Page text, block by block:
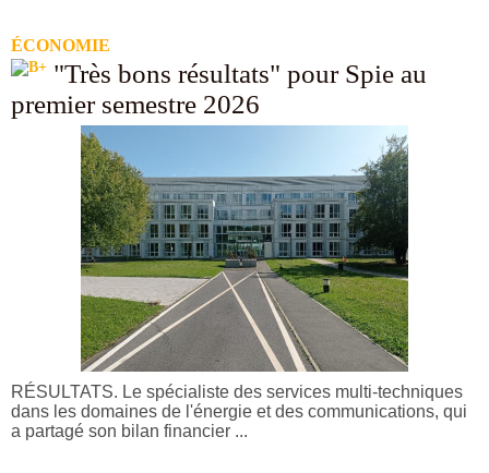
ÉCONOMIE
"Très bons résultats" pour Spie au
premier semestre 2026
RÉSULTATS. Le spécialiste des services multi-techniques
dans les domaines de l'énergie et des communications, qui
a partagé son bilan financier ...